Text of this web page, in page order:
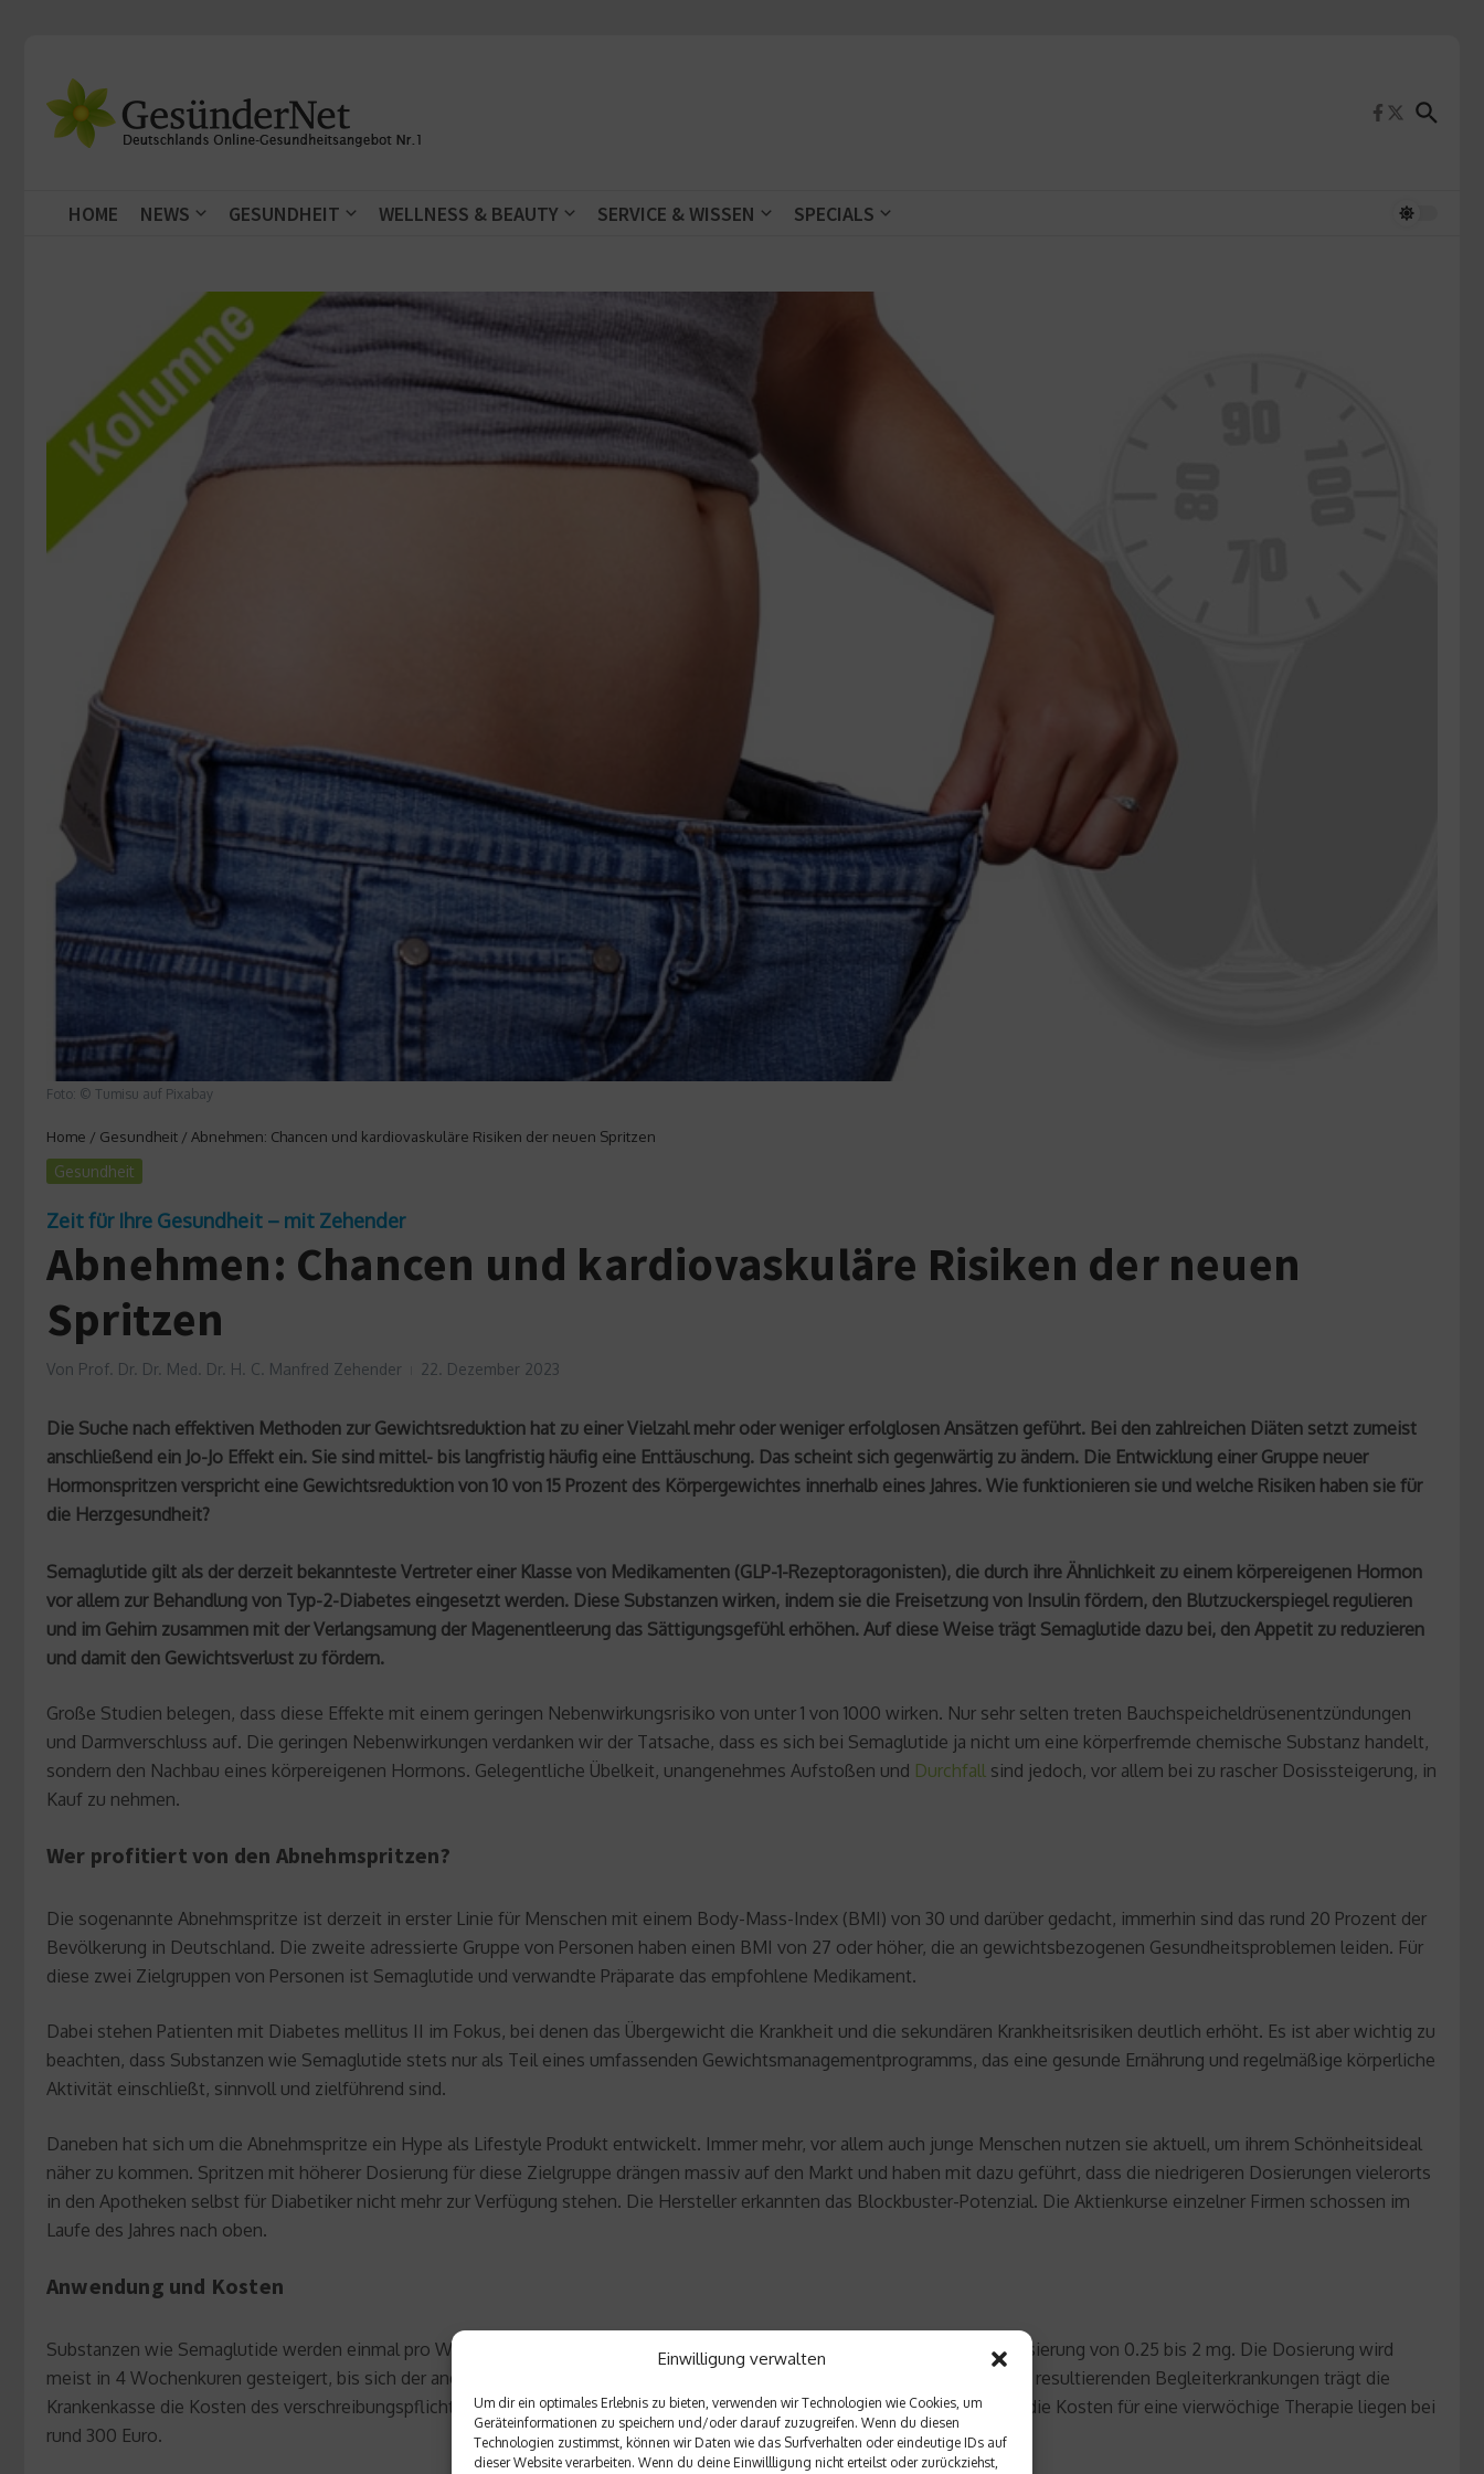
Einwilligung verwalten
Um dir ein optimales Erlebnis zu bieten, verwenden wir Technologien wie Cookies, um
Geräteinformationen zu speichern und/oder darauf zuzugreifen. Wenn du diesen
Technologien zustimmst, können wir Daten wie das Surfverhalten oder eindeutige IDs auf
dieser Website verarbeiten. Wenn du deine Einwillligung nicht erteilst oder zurückziehst,
HOME NEWS GESUNDHEIT WELLNESS & BEAUTY SERVICE & WISSEN SPECIALS
Foto: © Tumisu auf Pixabay
Home / Gesundheit / Abnehmen: Chancen und kardiovaskuläre Risiken der neuen Spritzen
Gesundheit
Zeit für Ihre Gesundheit – mit Zehender
Abnehmen: Chancen und kardiovaskuläre Risiken der neuen
Spritzen
Von Prof. Dr. Dr. Med. Dr. H. C. Manfred Zehender 22. Dezember 2023
Die Suche nach effektiven Methoden zur Gewichtsreduktion hat zu einer Vielzahl mehr oder weniger erfolglosen Ansätzen geführt. Bei den zahlreichen Diäten setzt zumeist
anschließend ein Jo-Jo Effekt ein. Sie sind mittel- bis langfristig häufig eine Enttäuschung. Das scheint sich gegenwärtig zu ändern. Die Entwicklung einer Gruppe neuer
Hormonspritzen verspricht eine Gewichtsreduktion von 10 von 15 Prozent des Körpergewichtes innerhalb eines Jahres. Wie funktionieren sie und welche Risiken haben sie für
die Herzgesundheit?
Semaglutide gilt als der derzeit bekannteste Vertreter einer Klasse von Medikamenten (GLP-1-Rezeptoragonisten), die durch ihre Ähnlichkeit zu einem körpereigenen Hormon
vor allem zur Behandlung von Typ-2-Diabetes eingesetzt werden. Diese Substanzen wirken, indem sie die Freisetzung von Insulin fördern, den Blutzuckerspiegel regulieren
und im Gehirn zusammen mit der Verlangsamung der Magenentleerung das Sättigungsgefühl erhöhen. Auf diese Weise trägt Semaglutide dazu bei, den Appetit zu reduzieren
und damit den Gewichtsverlust zu fördern.
Große Studien belegen, dass diese Effekte mit einem geringen Nebenwirkungsrisiko von unter 1 von 1000 wirken. Nur sehr selten treten Bauchspeicheldrüsenentzündungen
und Darmverschluss auf. Die geringen Nebenwirkungen verdanken wir der Tatsache, dass es sich bei Semaglutide ja nicht um eine körperfremde chemische Substanz handelt,
sondern den Nachbau eines körpereigenen Hormons. Gelegentliche Übelkeit, unangenehmes Aufstoßen und Durchfall sind jedoch, vor allem bei zu rascher Dosissteigerung, in
Kauf zu nehmen.
Wer profitiert von den Abnehmspritzen?
Die sogenannte Abnehmspritze ist derzeit in erster Linie für Menschen mit einem Body-Mass-Index (BMI) von 30 und darüber gedacht, immerhin sind das rund 20 Prozent der
Bevölkerung in Deutschland. Die zweite adressierte Gruppe von Personen haben einen BMI von 27 oder höher, die an gewichtsbezogenen Gesundheitsproblemen leiden. Für
diese zwei Zielgruppen von Personen ist Semaglutide und verwandte Präparate das empfohlene Medikament.
Dabei stehen Patienten mit Diabetes mellitus II im Fokus, bei denen das Übergewicht die Krankheit und die sekundären Krankheitsrisiken deutlich erhöht. Es ist aber wichtig zu
beachten, dass Substanzen wie Semaglutide stets nur als Teil eines umfassenden Gewichtsmanagementprogramms, das eine gesunde Ernährung und regelmäßige körperliche
Aktivität einschließt, sinnvoll und zielführend sind.
Daneben hat sich um die Abnehmspritze ein Hype als Lifestyle Produkt entwickelt. Immer mehr, vor allem auch junge Menschen nutzen sie aktuell, um ihrem Schönheitsideal
näher zu kommen. Spritzen mit höherer Dosierung für diese Zielgruppe drängen massiv auf den Markt und haben mit dazu geführt, dass die niedrigeren Dosierungen vielerorts
in den Apotheken selbst für Diabetiker nicht mehr zur Verfügung stehen. Die Hersteller erkannten das Blockbuster-Potenzial. Die Aktienkurse einzelner Firmen schossen im
Laufe des Jahres nach oben.
Anwendung und Kosten
Substanzen wie Semaglutide werden einmal pro Woche als subkutane Spritze appliziert und dies in einer aufsteigenden Dosierung von 0.25 bis 2 mg. Die Dosierung wird
meist in 4 Wochenkuren gesteigert, bis sich der angestrebte Effekt einstellt. Bei Risikopatienten mit hohem BMI und daraus resultierenden Begleiterkrankungen trägt die
Krankenkasse die Kosten des verschreibungspflichtigen Medikamentes. Im Lifestyle-Bereich liegt die Dosis bei 2,5 mg und die Kosten für eine vierwöchige Therapie liegen bei
rund 300 Euro.